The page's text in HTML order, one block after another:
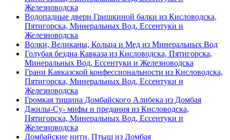
Железноводска
Водопадные двери Гришкиной балки из Кисловодска,
Пятигорска, Минеральных Вод, Ессентуки и
Железноводска
Волки, Великаны, Кольца и Мед из Минеральных Вод
Голубая бездна Кавказа из Кисловодска, Пятигорска,
Минеральных Вод, Ессентуки и Железноводска
Грани Кавказской конфессиональности из Кисловодска,
Пятигорска, Минеральных Вод, Ессентуки и
Железноводска
Громкая тишина Домбайского Алибека из Домбая
Джилы-Су- мифы и предания из Кисловодска,
Пятигорска, Минеральных Вод, Ессентуки и
Железноводска
Домбайские нити. Птыш из Домбая